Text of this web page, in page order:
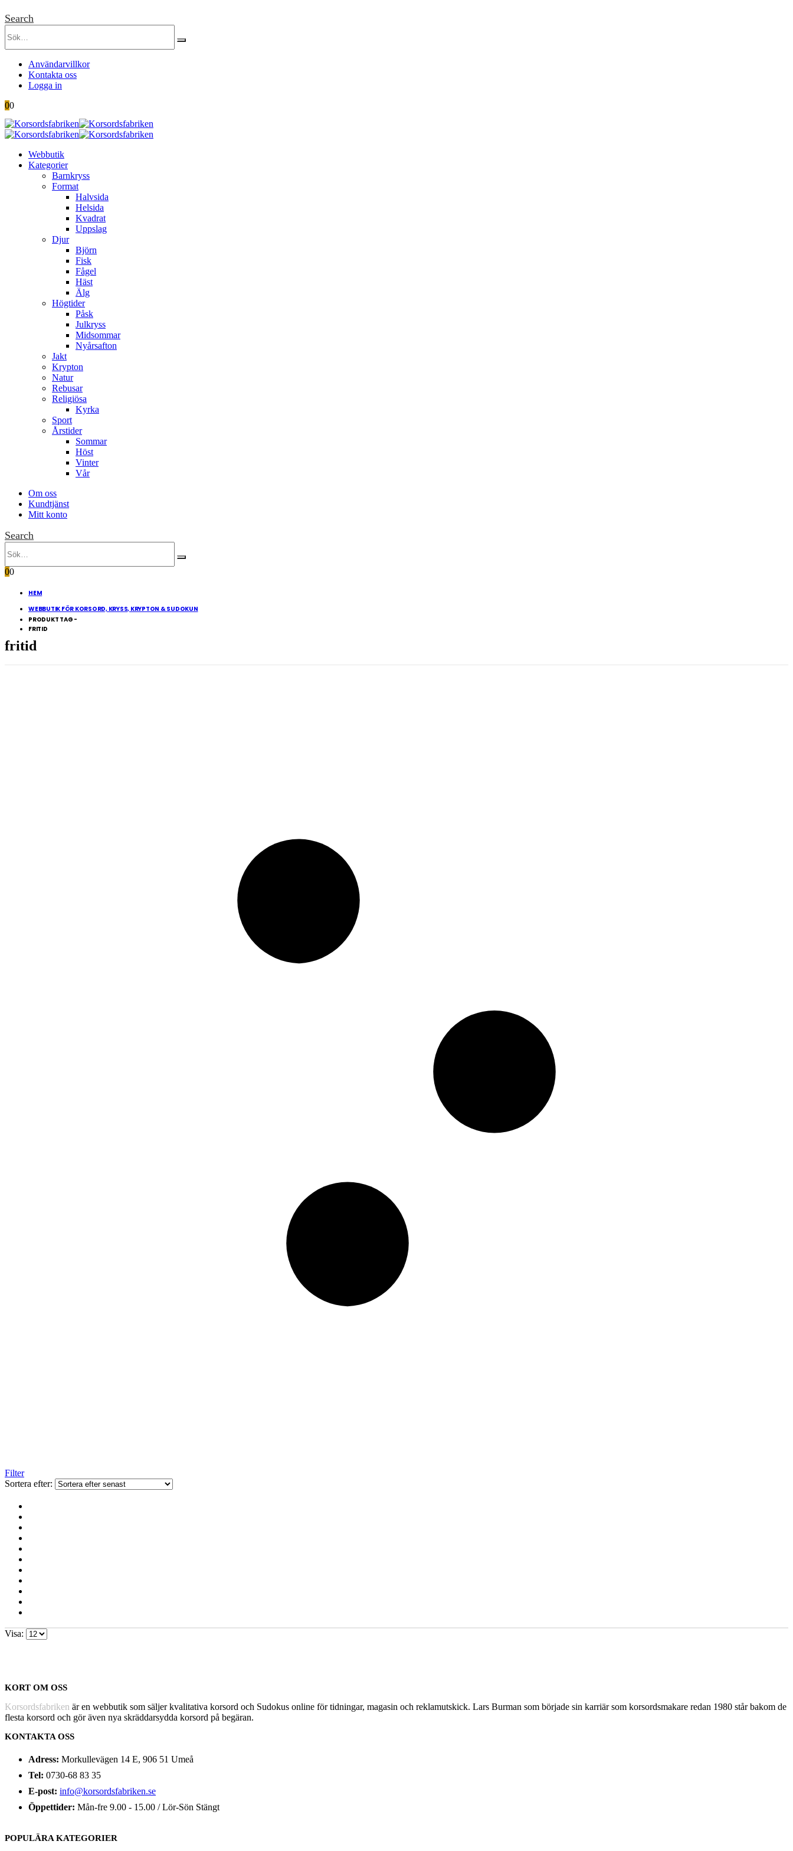
Search
Användarvillkor
Kontakta oss
Logga in
00
Webbutik
Kategorier
Barnkryss
Format
Halvsida
Helsida
Kvadrat
Uppslag
Djur
Björn
Fisk
Fågel
Häst
Älg
Högtider
Påsk
Julkryss
Midsommar
Nyårsafton
Jakt
Krypton
Natur
Rebusar
Religiösa
Kyrka
Sport
Årstider
Sommar
Höst
Vinter
Vår
Om oss
Kundtjänst
Mitt konto
Search
00
HEM
WEBBUTIK FÖR KORSORD, KRYSS, KRYPTON & SUDOKUN
PRODUKT TAG -
FRITID
fritid
Filter
Sortera efter:
Visa:
KORT OM OSS
Korsordsfabriken är en webbutik som säljer kvalitativa korsord och Sudokus online för tidningar, magasin och reklamutskick. Lars Burman som började sin karriär som korsordsmakare redan 1980 står bakom de
flesta korsord och gör även nya skräddarsydda korsord på begäran.
KONTAKTA OSS
Adress: Morkullevägen 14 E, 906 51 Umeå
Tel: 0730-68 83 35
E-post: info@korsordsfabriken.se
Öppettider: Mån-fre 9.00 - 15.00 / Lör-Sön Stängt
POPULÄRA KATEGORIER